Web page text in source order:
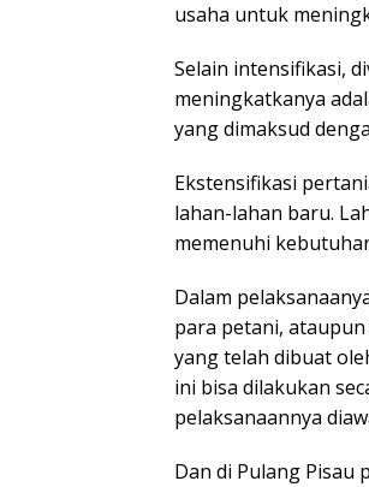
usaha untuk
Selain intensifikasi,
meningkatkanya
yang dimaksud
Ekstensifikasi
lahan-lahan baru.
memenuhi
Dalam
para petani,
yang telah dibuat
ini bisa dilakukan
pelaksanaannya
Dan di Pulang Pisau